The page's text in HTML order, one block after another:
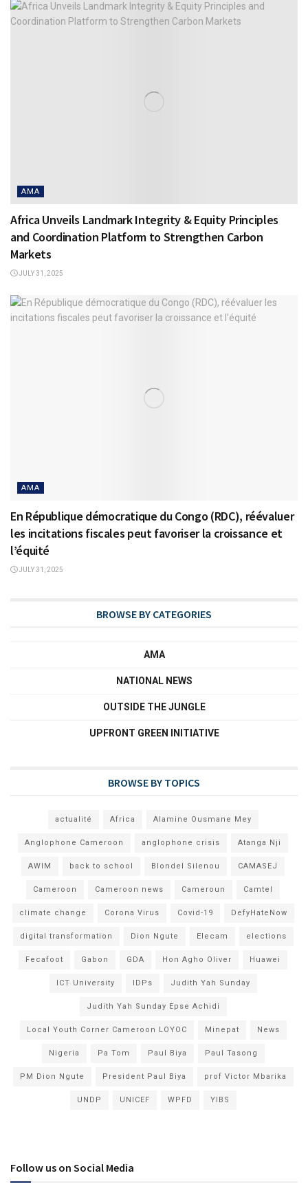
AMA
Africa Unveils Landmark Integrity & Equity Principles
and Coordination Platform to Strengthen Carbon
Markets
JULY 31, 2025
AMA
En République démocratique du Congo (RDC), réévaluer
les incitations fiscales peut favoriser la croissance et
l’équité
JULY 31, 2025
BROWSE BY CATEGORIES
AMA
NATIONAL NEWS
OUTSIDE THE JUNGLE
UPFRONT GREEN INITIATIVE
BROWSE BY TOPICS
actualité Africa Alamine Ousmane Mey
Anglophone Cameroon anglophone crisis Atanga Nji
AWIM back to school Blondel Silenou CAMASEJ
Cameroon Cameroon news Cameroun Camtel
climate change Corona Virus Covid-19 DefyHateNow
digital transformation Dion Ngute Elecam elections
Fecafoot Gabon GDA Hon Agho Oliver Huawei
ICT University IDPs Judith Yah Sunday
Judith Yah Sunday Epse Achidi
Local Youth Corner Cameroon LOYOC Minepat News
Nigeria Pa Tom Paul Biya Paul Tasong
PM Dion Ngute President Paul Biya prof Victor Mbarika
UNDP UNICEF WPFD YIBS
Follow us on Social Media